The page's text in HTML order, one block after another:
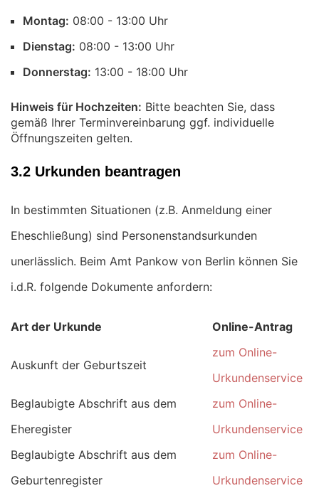
Montag:
Uhr
Dienstag:
Uhr
Donnerstag:
Uhr
Hinweis für Hochzeiten: Bitte beachten Sie, dass
gemäß Ihrer Terminvereinbarung ggf. individuelle
Öffnungszeiten gelten.
3.2 Urkunden beantragen
In bestimmten Situationen (z.B. Anmeldung einer
Eheschließung) sind Personenstandsurkunden
unerlässlich. Beim Amt Pankow von Berlin können Sie
i.d.R. folgende Dokumente anfordern:
Art der Urkunde Online-Antrag
Auskunft der Geburtszeit
zum Online-
Urkundenservice
Beglaubigte Abschrift aus dem
Eheregister
zum Online-
Urkundenservice
Beglaubigte Abschrift aus dem
Geburtenregister
zum Online-
Urkundenservice